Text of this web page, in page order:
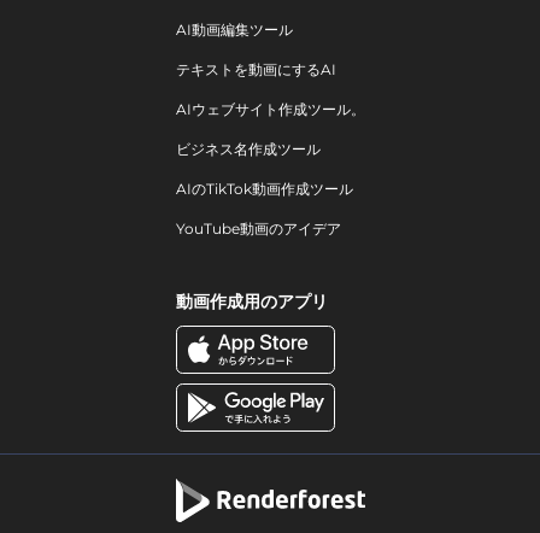
AI動画編集ツール
テキストを動画にするAI
AIウェブサイト作成ツール。
ビジネス名作成ツール
AIのTikTok動画作成ツール
YouTube動画のアイデア
動画作成用のアプリ